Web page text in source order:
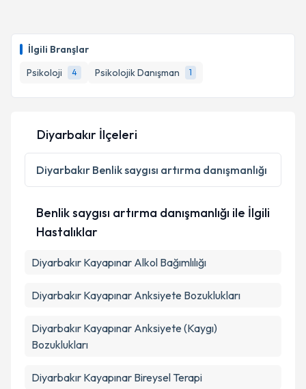
İlgili Branşlar
Psikoloji
4 Psikolojik Danışman 1
Takvim Talebini Gönder
randevu almanız için bir takvim hazırlandığında e-
posta ile bilgilendireceğiz.
E-posta Adresiniz
Kişisel verilerimin işlenmesine ilişkin
Aydınlatma
Metni 'ni okudum ve kişisel verilerimin belirtilen
Diyarbakır İlçeleri
Diyarbakır Benlik saygısı artırma danışmanlığı
Benlik saygısı artırma danışmanlığı ile İlgili
Hastalıklar
Diyarbakır Kayapınar Alkol Bağımlılığı
Diyarbakır Kayapınar Anksiyete Bozuklukları
Diyarbakır Kayapınar Anksiyete (Kaygı)
Bozuklukları
Diyarbakır Kayapınar Bireysel Terapi